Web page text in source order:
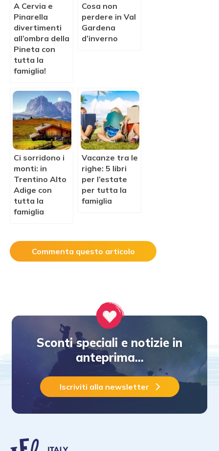
A Cervia e
Pinarella
divertimenti
all’ombra della
Pineta con
tutta la
famiglia!
Cosa non
perdere in Val
Gardena
d’inverno
Ci sorridono i
monti: in
Trentino Alto
Adige con
tutta la
famiglia
Vacanze tra le
righe: 5 libri
per l’estate
per tutta la
famiglia
Commenta questo articolo
Sconti speciali e notizie in
anteprima...
Iscriviti alla newsletter